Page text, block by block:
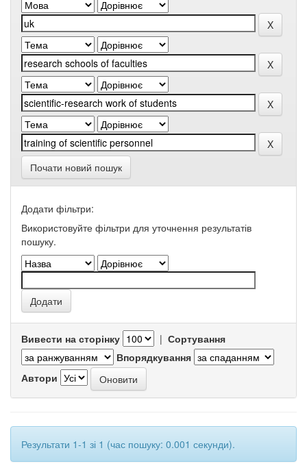
Почати новий пошук
Додати фільтри:
Використовуйте фільтри для уточнення результатів
пошуку.
Вивести на сторінку | Сортування
Впорядкування
Автори
Результати 1-1 зі 1 (час пошуку: 0.001 секунди).